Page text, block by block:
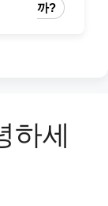
까?
하세